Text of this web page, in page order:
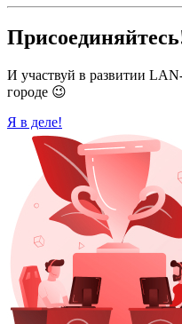
И участвуй в развитии
городе 😉
Я в деле!